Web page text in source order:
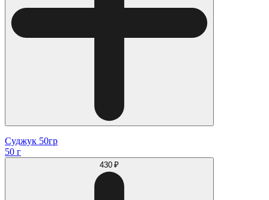
Суджук 50гр
50 г
430 ₽